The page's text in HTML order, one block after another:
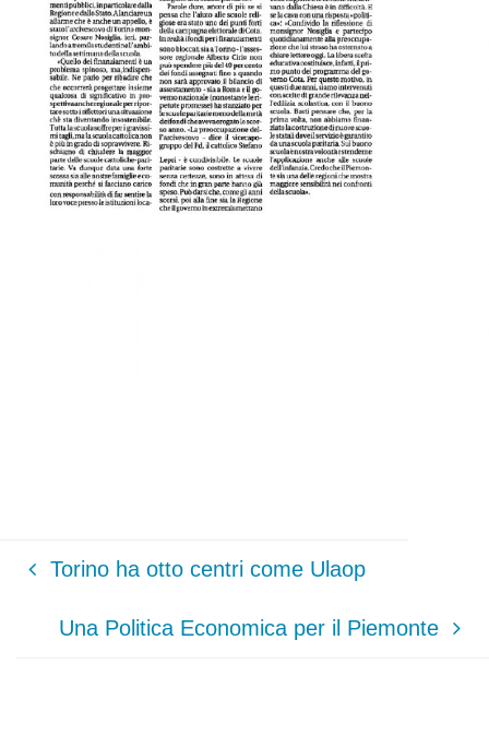
Torino ha otto centri come Ulaop
Una Politica Economica per il Piemonte